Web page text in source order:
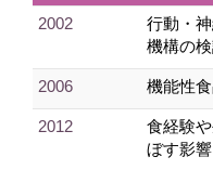
2002
行動・
機構の
2006 機能性
2012
食経験
ぼす影響